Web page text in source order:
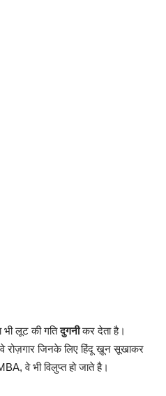
भी लूट की गतिदुगनीकर देता है।
वे रोज़गार जिनके लिए हिंदू ख़ून सूखाकर
वे भी विलुप्त हो जाते है।